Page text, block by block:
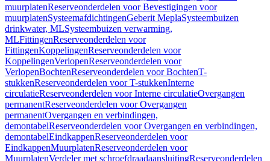
muurplatenReserveonderdelen voor Bevestigingen voor
muurplatenSysteemafdichtingenGeberit MeplaSysteembuizen
drinkwater, MLSysteembuizen verwarming,
MLFittingenReserveonderdelen voor
FittingenKoppelingenReserveonderdelen voor
KoppelingenVerlopenReserveonderdelen voor
VerlopenBochtenReserveonderdelen voor BochtenT-
stukkenReserveonderdelen voor T-stukkenInterne
circulatieReserveonderdelen voor Interne circulatieOvergangen
permanentReserveonderdelen voor Overgangen
permanentOvergangen en verbindingen,
demontabelReserveonderdelen voor Overgangen en verbindingen,
demontabelEindkappenReserveonderdelen voor
EindkappenMuurplatenReserveonderdelen voor
MuurplatenVerdeler met schroefdraadaansluitingReserveonderdelen